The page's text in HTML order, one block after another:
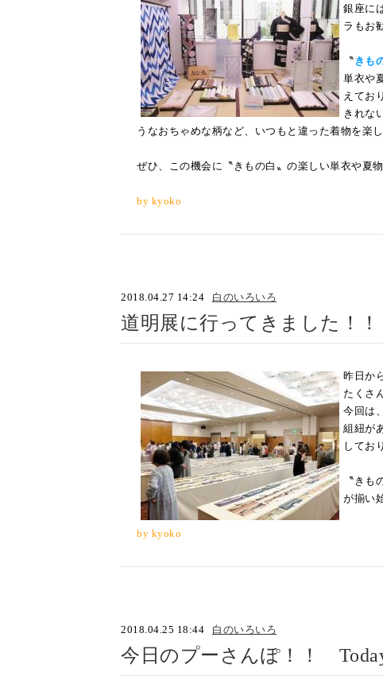
銀座に
ラもお
〝 きも
単衣や
えてお
きれな
うなおちゃめな柄など、いつもと違った着物を楽
ぜひ、この機会に〝きもの白〟の楽しい単衣や夏
by kyoko
2018.04.27 14:24 白のいろいろ
道明展に行ってきました！！
昨日か
たくさ
今回は
組紐が
してお
〝き
が揃い
by kyoko
2018.04.25 18:44 白のいろいろ
今日のプーさんぽ！！